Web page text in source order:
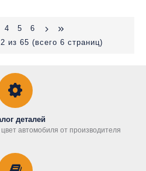
4 5
6
из 65 (всего 6 страниц)
деталей
автомобиля от производителя